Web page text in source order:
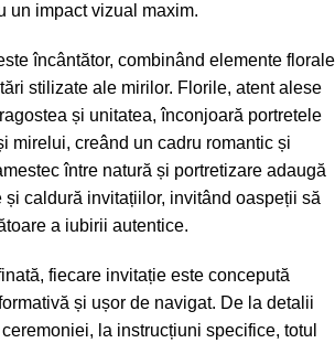
un impact vizual maxim.
încântător, combinând elemente florale
stilizate ale mirilor. Florile, atent alese
și unitatea, înconjoară portretele
mirelui, creând un cadru romantic și
între natură și portretizare adaugă
și caldură invitațiilor, invitând oaspeții să
a iubirii autentice.
fiecare invitație este concepută
și ușor de navigat. De la detalii
la instrucțiuni specifice, totul